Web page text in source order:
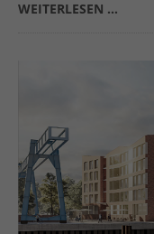
WEITERLESEN …